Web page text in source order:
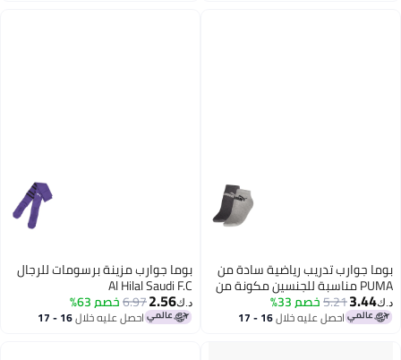
بوما جوارب تدريب رياضية سادة من
PUMA مناسبة للجنسين مكونة من
قطعتين
د.ك‏3.44
5.21خصم 33%
احصل عليه خلال 16 - 17
بوما جوارب مزينة برسومات للرجال
Al Hilal Saudi F.C
د.ك‏2.56
6.97خصم 63%
احصل عليه خلال 16 - 17